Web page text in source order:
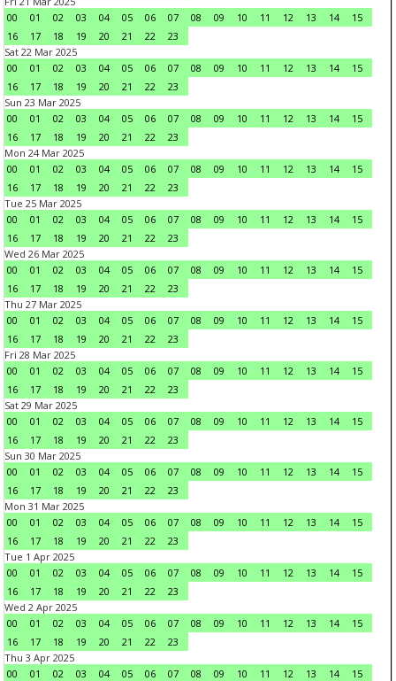
00
01 02 03 04 05 06 07 08 09 10 11 12 13 14
15
16
17 18 19 20 21 22
23
Sat 22 Mar 2025
00
01 02 03 04 05 06 07 08 09 10 11 12 13 14
15
16
17 18 19 20 21 22
23
Sun 23 Mar 2025
00
01 02 03 04 05 06 07 08 09 10 11 12 13 14
15
16
17 18 19 20 21 22
23
Mon 24 Mar 2025
00
01 02 03 04 05 06 07 08 09 10 11 12 13 14
15
16
17 18 19 20 21 22
23
Tue 25 Mar 2025
00
01 02 03 04 05 06 07 08 09 10 11 12 13 14
15
16
17 18 19 20 21 22
23
Wed 26 Mar 2025
00
01 02 03 04 05 06 07 08 09 10 11 12 13 14
15
16
17 18 19 20 21 22
23
Thu 27 Mar 2025
00
01 02 03 04 05 06 07 08 09 10 11 12 13 14
15
16
17 18 19 20 21 22
23
Fri 28 Mar 2025
00
01 02 03 04 05 06 07 08 09 10 11 12 13 14
15
16
17 18 19 20 21 22
23
Sat 29 Mar 2025
00
01 02 03 04 05 06 07 08 09 10 11 12 13 14
15
16
17 18 19 20 21 22
23
Sun 30 Mar 2025
00
01 02 03 04 05 06 07 08 09 10 11 12 13 14
15
16
17 18 19 20 21 22
23
Mon 31 Mar 2025
00
01 02 03 04 05 06 07 08 09 10 11 12 13 14
15
16
17 18 19 20 21 22
23
Tue 1 Apr 2025
00
01 02 03 04 05 06 07 08 09 10 11 12 13 14
15
16
17 18 19 20 21 22
23
Wed 2 Apr 2025
00
01 02 03 04 05 06 07 08 09 10 11 12 13 14
15
16
17 18 19 20 21 22
23
Thu 3 Apr 2025
00
01 02 03 04 05 06 07 08 09 10 11 12 13 14
15